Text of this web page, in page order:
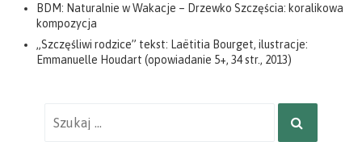
BDM: Naturalnie w Wakacje – Drzewko Szczęścia: koralikowa
kompozycja
„Szczęśliwi rodzice” tekst: Laëtitia Bourget, ilustracje:
Emmanuelle Houdart (opowiadanie 5+, 34 str., 2013)
SZUKAJ